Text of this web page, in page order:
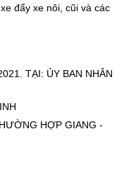
đẩy xe nôi, cũi và các
TẠI: ỦY BAN NHÂN
HỢP GIANG -